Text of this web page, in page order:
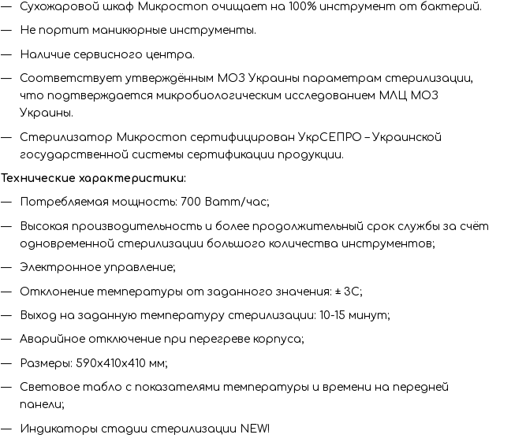
Сухожаровой шкаф Микростоп очищает на 100% инструмент от бактерий.
Не портит маникюрные инструменты.
Наличие сервисного центра.
Соответствует утверждённым МОЗ Украины параметрам стерилизации,
что подтверждается микробиологическим исследованием МЛЦ МОЗ
Украины.
Стерилизатор Микростоп сертифицирован УкрСЕПРО – Украинской
государственной системы сертификации продукции.
Технические характеристики:
Потребляемая мощность: 700 Ватт/час;
Высокая производительность и более продолжительный срок службы за счёт
одновременной стерилизации большого количества инструментов;
Электронное управление;
Отклонение температуры от заданного значения: ± 3С;
Выход на заданную температуру стерилизации: 10-15 минут;
Аварийное отключение при перегреве корпуса;
Размеры: 590х410х410 мм;
Световое табло с показателями температуры и времени на передней
панели;
Индикаторы стадии стерилизации NEW!